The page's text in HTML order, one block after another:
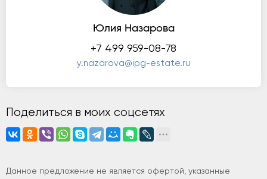
Юлия Назарова
+7 499 959-08-78
y.nazarova@ipg-estate.ru
Поделиться в моих соцсетях
Данное предложение не является офертой, указанные